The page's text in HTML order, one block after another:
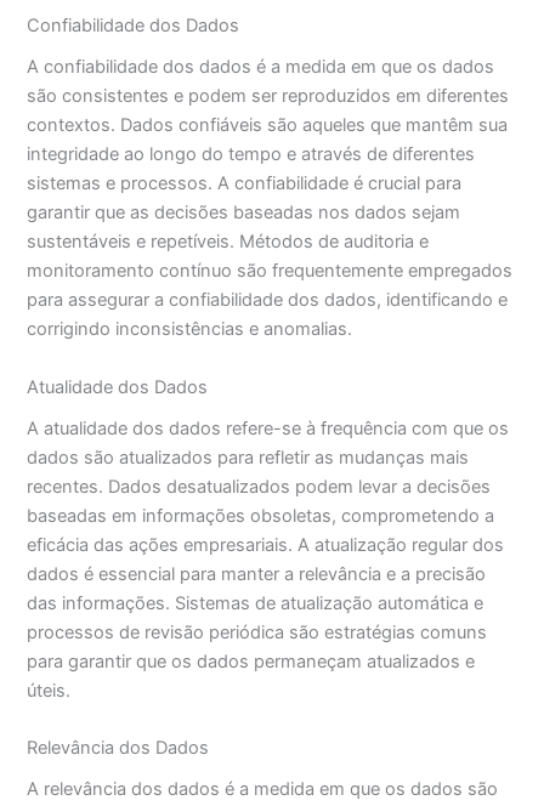
Confiabilidade dos Dados
A confiabilidade dos dados é a medida em que os dados
são consistentes e podem ser reproduzidos em diferentes
contextos. Dados confiáveis são aqueles que mantêm sua
integridade ao longo do tempo e através de diferentes
sistemas e processos. A confiabilidade é crucial para
garantir que as decisões baseadas nos dados sejam
sustentáveis e repetíveis. Métodos de auditoria e
monitoramento contínuo são frequentemente empregados
para assegurar a confiabilidade dos dados, identificando e
corrigindo inconsistências e anomalias.
Atualidade dos Dados
A atualidade dos dados refere-se à frequência com que os
dados são atualizados para refletir as mudanças mais
recentes. Dados desatualizados podem levar a decisões
baseadas em informações obsoletas, comprometendo a
eficácia das ações empresariais. A atualização regular dos
dados é essencial para manter a relevância e a precisão
das informações. Sistemas de atualização automática e
processos de revisão periódica são estratégias comuns
para garantir que os dados permaneçam atualizados e
úteis.
Relevância dos Dados
A relevância dos dados é a medida em que os dados são